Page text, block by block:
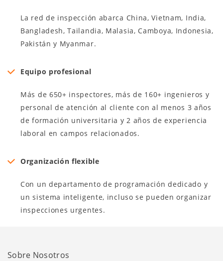
La red de inspección abarca China, Vietnam, India,
Bangladesh, Tailandia, Malasia, Camboya, Indonesia,
Pakistán y Myanmar.
Equipo profesional
Más de 650+ inspectores, más de 160+ ingenieros y
personal de atención al cliente con al menos 3 años
de formación universitaria y 2 años de experiencia
laboral en campos relacionados.
Organización flexible
Con un departamento de programación dedicado y
un sistema inteligente, incluso se pueden organizar
inspecciones urgentes.
Sobre Nosotros